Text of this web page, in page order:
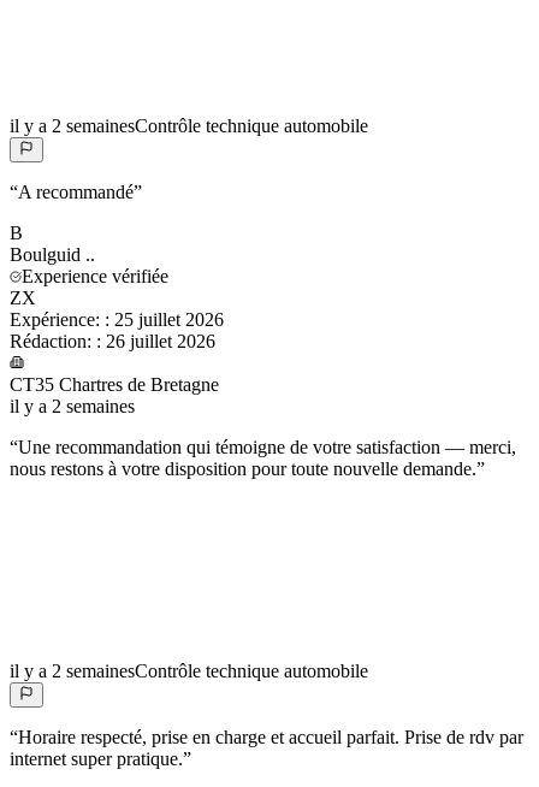
il y a 2 semainesContrôle technique automobile
“A recommandé”
B
Boulguid ..
Experience vérifiée
ZX
Expérience: : 25 juillet 2026
Rédaction: : 26 juillet 2026
CT35 Chartres de Bretagne
il y a 2 semaines
“Une recommandation qui témoigne de votre satisfaction — merci,
nous restons à votre disposition pour toute nouvelle demande.”
il y a 2 semainesContrôle technique automobile
“Horaire respecté, prise en charge et accueil parfait. Prise de rdv par
internet super pratique.”